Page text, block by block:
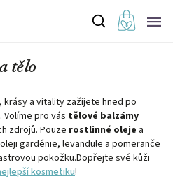
tělo
a vitality zažijete hned po
Volíme pro vás tělové balzámy
zdrojů. Pouze rostlinné oleje a
gardénie, levandule a pomeranče
pokožku.Dopřejte své kůži
kosmetiku!